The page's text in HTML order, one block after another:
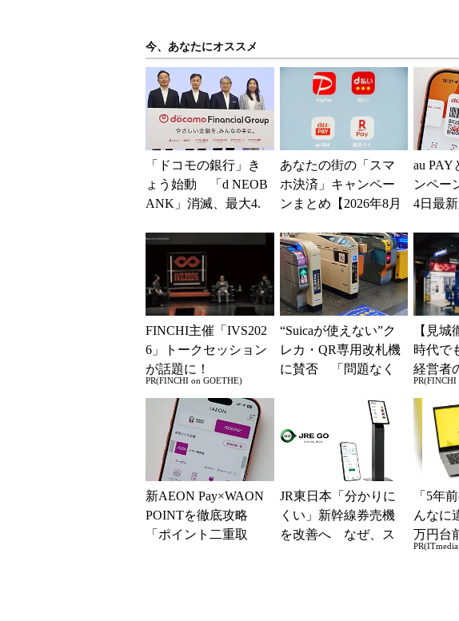
今、あなたにオススメ
「ドコモの銀行」き
ょう始動 「d NEOB
ANK」消滅、最大4.
解説
あなたの街の「スマ
ホ決済」キャンペー
ンまとめ【2026年8月
い、au PAY...
au PAY
ンペー
4日最
0％還
FINCHI主催「IVS202
6」トークセッション
が話題に！
PR(FINCHI on GOETHE)
“Suicaが使えない”ク
レカ・QR専用改札機
に賛否 「問題なく
系ICの方がスムー...
【見
時代で
経営者
新AEON Pay×WAON
POINTを徹底攻略
「ポイント二重取
JR東日本「分かりに
くい」新幹線券売機
を改善へ なぜ、ス
「5年
んなに
万円台
る快適